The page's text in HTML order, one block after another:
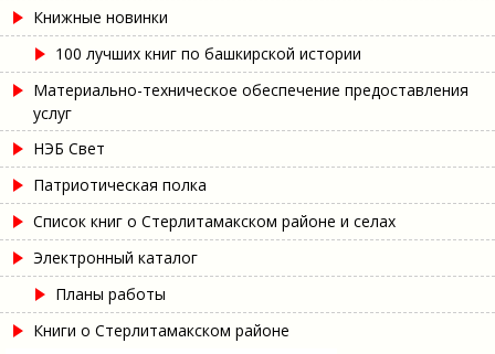
Книжные новинки
100 лучших книг по башкирской истории
Материально-техническое обеспечение предоставления
услуг
НЭБ Свет
Патриотическая полка
Список книг о Стерлитамакском районе и селах
Электронный каталог
Планы работы
Книги о Стерлитамакском районе